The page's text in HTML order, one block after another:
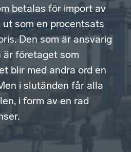
betalas för import av
som en procentsats
Den som är ansvarig
företaget som
blir med andra ord en
i slutänden får alla
i form av en rad